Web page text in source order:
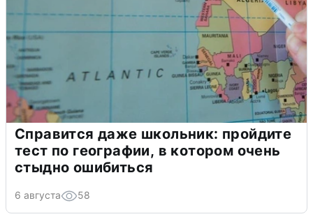
Справится даже школьник: пройдите
тест по географии, в котором очень
стыдно ошибиться
6 августа 58